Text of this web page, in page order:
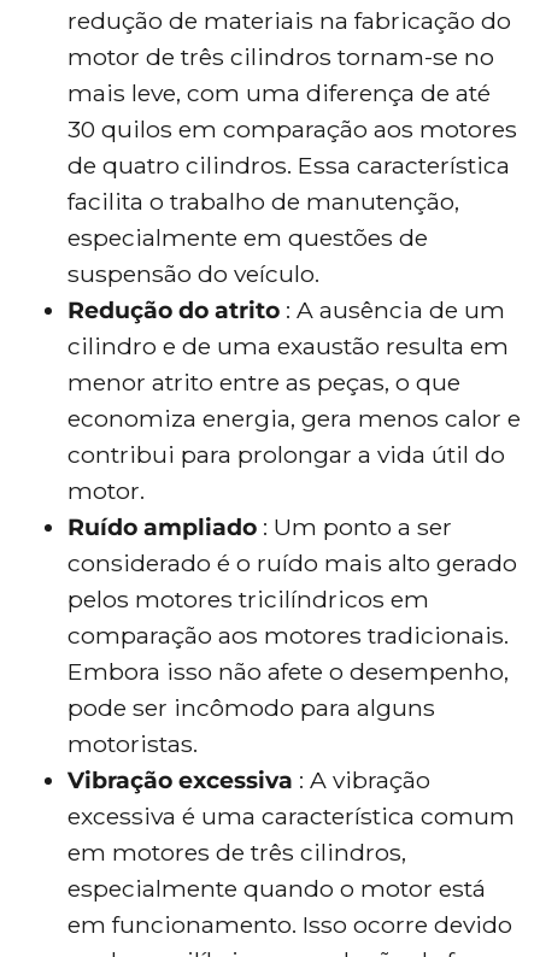
redução de materiais na fabricação do
motor de três cilindros tornam-se no
mais leve, com uma diferença de até
30 quilos em comparação aos motores
de quatro cilindros. Essa característica
facilita o trabalho de manutenção,
especialmente em questões de
suspensão do veículo.
Redução do atrito : A ausência de um
cilindro e de uma exaustão resulta em
menor atrito entre as peças, o que
economiza energia, gera menos calor e
contribui para prolongar a vida útil do
motor.
Ruído ampliado : Um ponto a ser
considerado é o ruído mais alto gerado
pelos motores tricilíndricos em
comparação aos motores tradicionais.
Embora isso não afete o desempenho,
pode ser incômodo para alguns
motoristas.
Vibração excessiva : A vibração
excessiva é uma característica comum
em motores de três cilindros,
especialmente quando o motor está
em funcionamento. Isso ocorre devido